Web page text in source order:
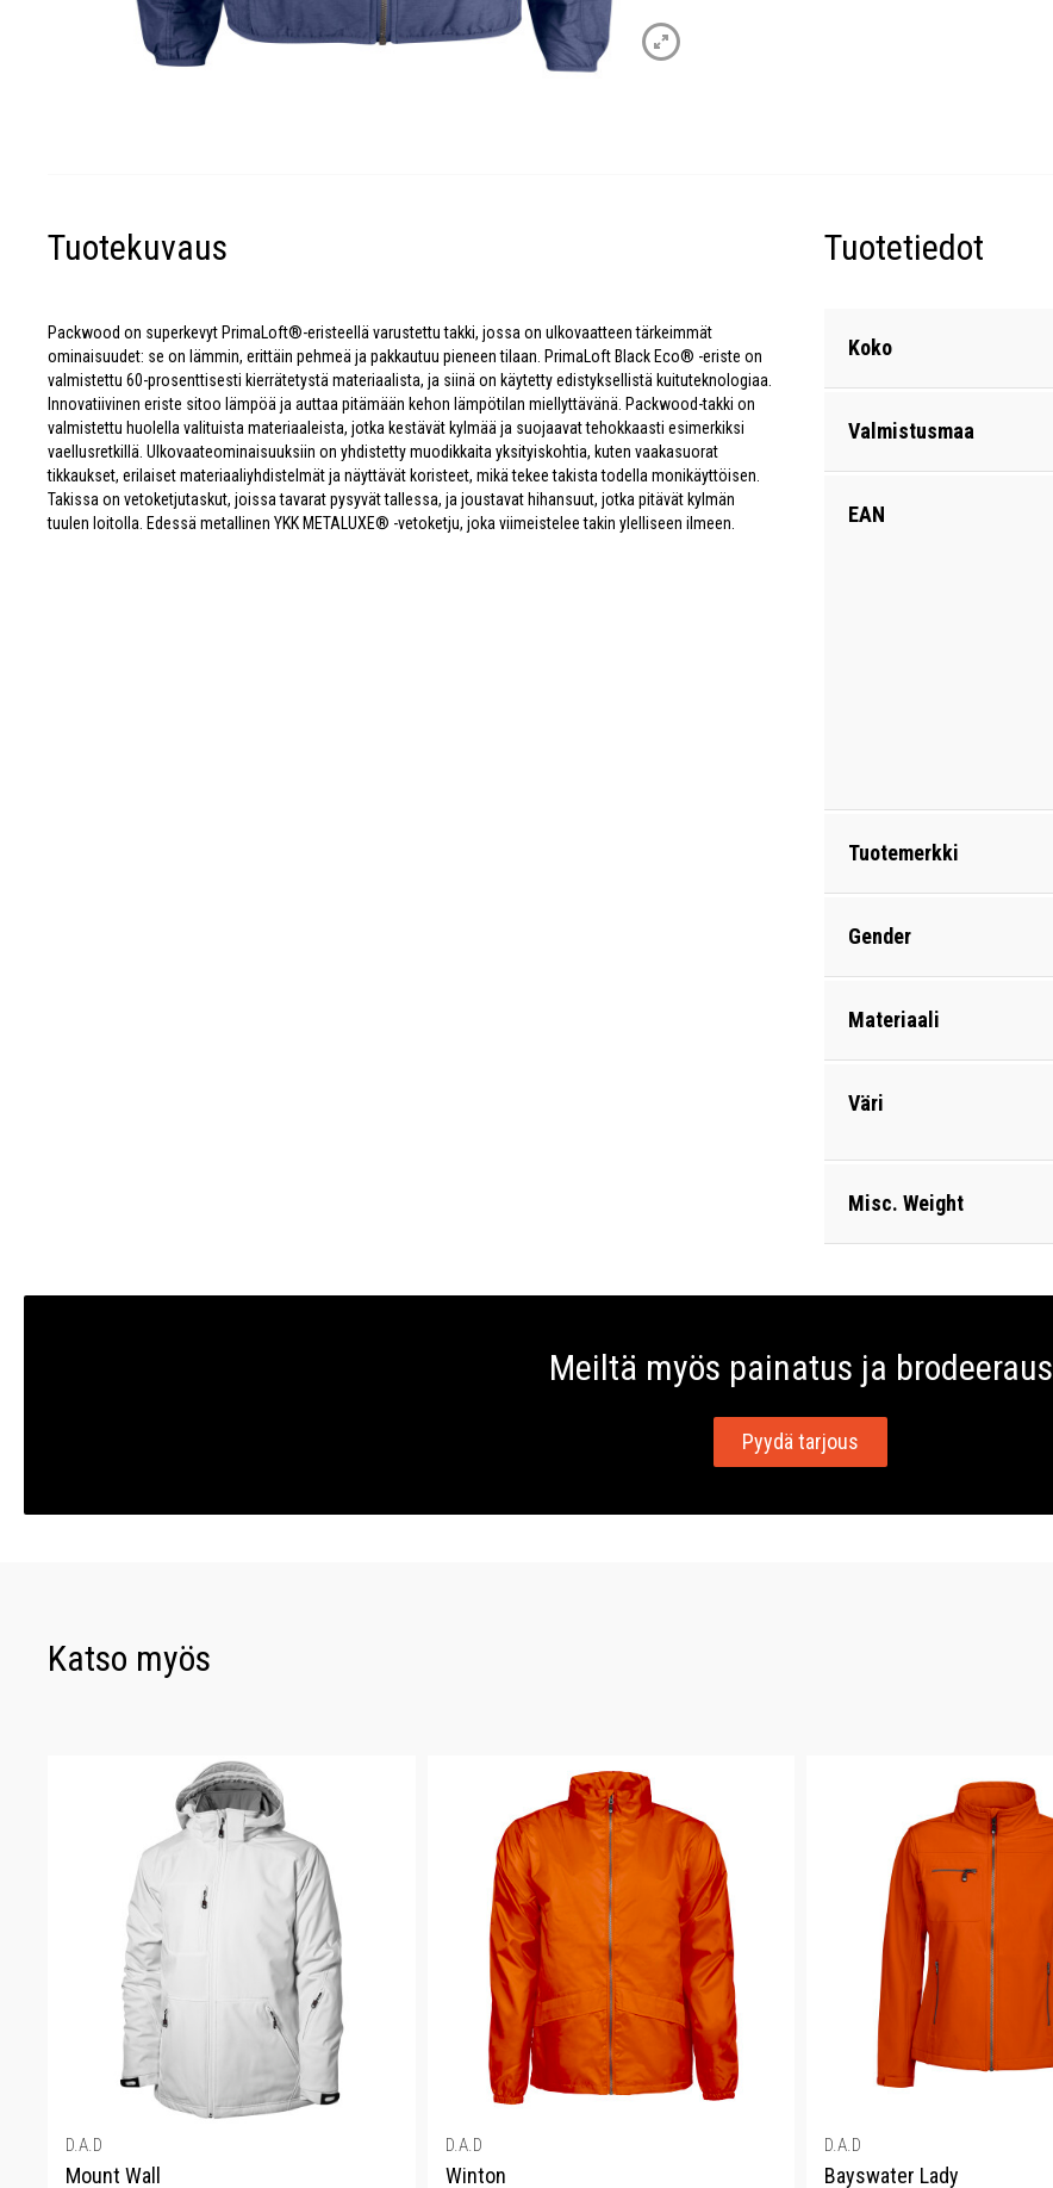
Tuotekuvaus
Packwood on superkevyt PrimaLoft®-eristeellä varustettu takki, jossa on ulkovaatteen tärkeimmät
ominaisuudet: se on lämmin, erittäin pehmeä ja pakkautuu pieneen tilaan. PrimaLoft Black Eco® -eriste on
valmistettu 60-prosenttisesti kierrätetystä materiaalista, ja siinä on käytetty edistyksellistä kuituteknologiaa.
Innovatiivinen eriste sitoo lämpöä ja auttaa pitämään kehon lämpötilan miellyttävänä. Packwood-takki on
valmistettu huolella valituista materiaaleista, jotka kestävät kylmää ja suojaavat tehokkaasti esimerkiksi
vaellusretkillä. Ulkovaateominaisuuksiin on yhdistetty muodikkaita yksityiskohtia, kuten vaakasuorat
tikkaukset, erilaiset materiaaliyhdistelmät ja näyttävät koristeet, mikä tekee takista todella monikäyttöisen.
Takissa on vetoketjutaskut, joissa tavarat pysyvät tallessa, ja joustavat hihansuut, jotka pitävät kylmän
tuulen loitolla. Edessä metallinen YKK METALUXE® -vetoketju, joka viimeistelee takin ylelliseen ilmeen.
Tuotetiedot
Koko
Valmistusmaa
EAN
Tuotemerkki
Gender
Materiaali
Väri
Misc. Weight
Meiltä myös painatus ja brodeeraus
Pyydä tarjous
Katso myös
D.A.D
Mount Wall
D.A.D
Winton
D.A.D
Bayswater Lady